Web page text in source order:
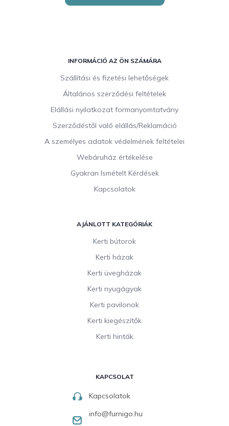
INFORMÁCIÓ AZ ÖN SZÁMÁRA
Szállítási és fizetési lehetőségek
Általános szerződési feltételek
Elállási nyilatkozat formanyomtatvány
Szerződéstől való elállás/Reklamáció
A személyes adatok védelmének feltételei
Webáruház értékelése
Gyakran Ismételt Kérdések
Kapcsolatok
AJÁNLOTT KATEGÓRIÁK
Kerti bútorok
Kerti házak
Kerti üvegházak
Kerti nyugágyak
Kerti pavilonok
Kerti kiegészítők
Kerti hinták
KAPCSOLAT
Kapcsolatok
info@furnigo.hu